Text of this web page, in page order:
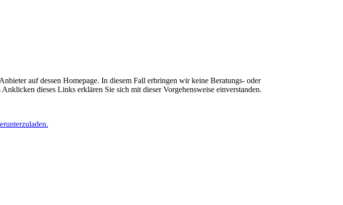
auf dessen Homepage. In diesem Fall erbringen wir keine Beratungs- oder
dieses Links erklären Sie sich mit dieser Vorgehensweise einverstanden.